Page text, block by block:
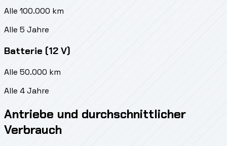
Alle 100.000 km
Alle 5 Jahre
Batterie (12 V)
Alle 50.000 km
Alle 4 Jahre
Antriebe und durchschnittlicher
Verbrauch